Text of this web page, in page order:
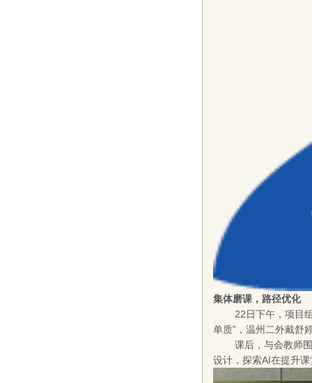
集体磨课，路径优化
22日下午，项目
单质”，温州二外戴舒
课后，与会教师
设计，探索AI在提升